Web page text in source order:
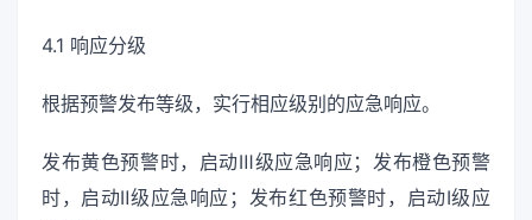
4.1 响应分级
根据预警发布等级，实行相应级别的应急响应。
发布黄色预警时，启动Ⅲ级应急响应；发布橙色预警
时，启动Ⅱ级应急响应；发布红色预警时，启动Ⅰ级应